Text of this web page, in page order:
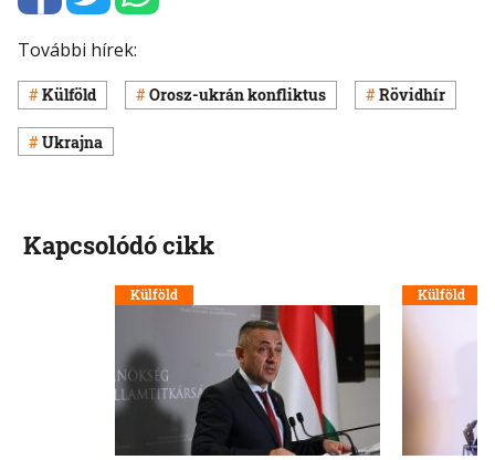
További hírek:
Külföld Orosz-ukrán konfliktus Rövidhír
Ukrajna
Kapcsolódó cikk
Külföld Külföld